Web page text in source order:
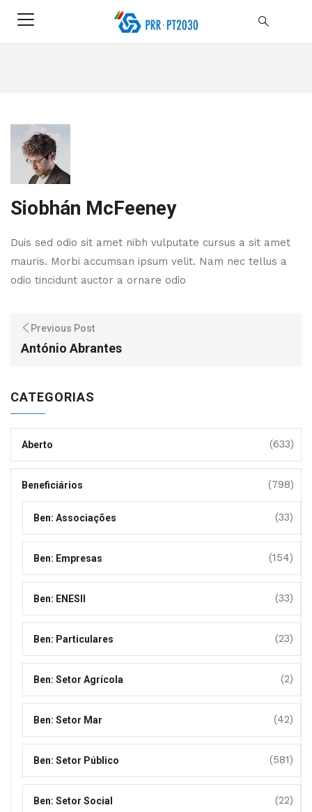
Siobhán McFeeney
Duis sed odio sit amet nibh vulputate cursus a sit amet
mauris. Morbi accumsan ipsum velit. Nam nec tellus a
odio tincidunt auctor a ornare odio
Previous Post
António Abrantes
CATEGORIAS
Aberto (633)
Beneficiários (798)
Ben: Associações (33)
Ben: Empresas (154)
Ben: ENESII (33)
Ben: Particulares (23)
Ben: Setor Agrícola (2)
Ben: Setor Mar (42)
Ben: Setor Público (581)
Ben: Setor Social (22)